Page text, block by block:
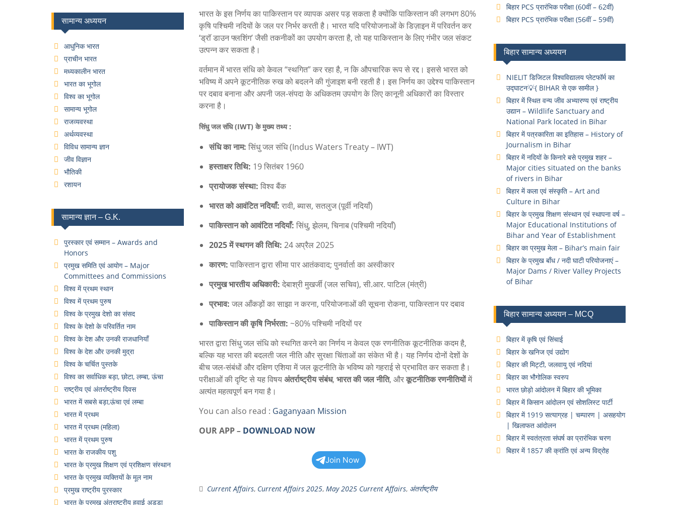
भारत के इस निर्णय का पाकिस्तान पर व्यापक असर पड़ सकता है क्योंकि पाकिस्तान की लगभग 80%
कृषि पश्चिमी नदियों के जल पर निर्भर करती है। भारत यदि परियोजनाओं के डिज़ाइन में परिवर्तन कर
‘ड्रॉ डाउन फ्लशिंग’ जैसी तकनीकों का उपयोग करता है, तो यह पाकिस्तान के लिए गंभीर जल संकट
उत्पन्न कर सकता है।
वर्तमान में भारत संधि को केवल “स्थगित” कर रहा है, न कि औपचारिक रूप से रद्द। इससे भारत को
भविष्य में अपने कूटनीतिक रुख को बदलने की गुंजाइश बनी रहती है। इस निर्णय का उद्देश्य पाकिस्तान
पर दबाव बनाना और अपनी जल-संपदा के अधिकतम उपयोग के लिए कानूनी अधिकारों का विस्तार
करना है।
सिंधु जल संधि (IWT) के मुख्य तथ्य :
संधि का नाम: सिंधु जल संधि (Indus Waters Treaty – IWT)
हस्ताक्षर तिथि: 19 सितंबर 1960
प्रायोजक संस्था: विश्व बैंक
भारत को आवंटित नदियाँ: रावी, ब्यास, सतलुज (पूर्वी नदियाँ)
पाकिस्तान को आवंटित नदियाँ: सिंधु, झेलम, चिनाब (पश्चिमी नदियाँ)
2025 में स्थगन की तिथि: 24 अप्रैल 2025
कारण: पाकिस्तान द्वारा सीमा पार आतंकवाद; पुनर्वार्ता का अस्वीकार
प्रमुख भारतीय अधिकारी: देबाश्री मुखर्जी (जल सचिव), सी.आर. पाटिल (मंत्री)
प्रभाव: जल आँकड़ों का साझा न करना, परियोजनाओं की सूचना रोकना, पाकिस्तान पर दबाव
पाकिस्तान की कृषि निर्भरता: ~80% पश्चिमी नदियों पर
भारत द्वारा सिंधु जल संधि को स्थगित करने का निर्णय न केवल एक रणनीतिक कूटनीतिक कदम है,
बल्कि यह भारत की बदलती जल नीति और सुरक्षा चिंताओं का संकेत भी है। यह निर्णय दोनों देशों के
बीच जल-संबंधों और दक्षिण एशिया में जल कूटनीति के भविष्य को गहराई से प्रभावित कर सकता है।
परीक्षाओं की दृष्टि से यह विषयअंतर्राष्ट्रीय संबंध, भारत की जल नीति, औरकूटनीतिक रणनीतियोंमें
अत्यंत महत्वपूर्ण बन गया है।
You can also read : Gaganyaan Mission
OUR APP– DOWNLOAD NOW
Join Now
Current Affairs, Current Affairs 2025, May 2025 Current Affairs, अंतर्राष्ट्रीय
बिहार PCS प्रारंभिक परीक्षा (60वीं – 62वीं)
बिहार PCS प्रारंभिक परीक्षा (56वीं – 59वीं)
बिहार सामान्य अध्ययन
NIELIT डिजिटल विश्वविद्यालय प्लेटफॉर्म का
उद्घाटन💡{ BIHAR से एक सामील }
बिहार में स्थित वन्य जीव अभ्यारण्य एवं राष्ट्रीय
उद्यान – Wildlife Sanctuary and
National Park located in Bihar
बिहार में पत्रकारिता का इतिहास – History of
Journalism in Bihar
बिहार में नदियों के किनारे बसे प्रमुख शहर –
Major cities situated on the banks
of rivers in Bihar
बिहार में कला एवं संस्कृति – Art and
Culture in Bihar
बिहार के प्रमुख शिक्षण संस्थान एवं स्थापना वर्ष –
Major Educational Institutions of
Bihar and Year of Establishment
बिहार का प्रमुख मेला – Bihar’s main fair
बिहार के प्रमुख बाँध / नदी घाटी परियोजनाएं –
Major Dams / River Valley Projects
of Bihar
बिहार सामान्य अध्ययन – MCQ
बिहार में कृषि एवं सिंचाई
बिहार के खनिज एवं उद्योग
बिहार की मिट्टी, जलवायु एवं नदियां
बिहार का भौगोलिक स्वरुप
भारत छोड़ो आंदोलन में बिहार की भूमिका
बिहार में किसान आंदोलन एवं सोशलिस्ट पार्टी
बिहार में 1919 सत्याग्रह | चम्पारण | असहयोग
| खिलाफत आंदोलन
बिहार में स्वतंत्रता संघर्ष का प्रारंभिक चरण
बिहार में 1857 की क्रांति एवं अन्य विद्रोह
सामान्य अध्ययन
आधुनिक भारत
प्राचीन भारत
मध्यकालीन भारत
भारत का भूगोल
विश्व का भूगोल
सामान्य भूगोल
राजव्यवस्था
अर्थव्यवस्था
विविध सामान्य ज्ञान
जीव विज्ञान
भौतिकी
रशायन
सामान्य ज्ञान – G.K.
पुरस्कार एवं सम्मान – Awards and
Honors
प्रमुख समिति एवं आयोग – Major
Committees and Commissions
विश्व में प्रथम स्थान
विश्व में प्रथम पुरुष
विश्व के प्रमुख देशो का संसद
विश्व के देशो के परिवर्तित नाम
विश्व के देश और उनकी राजधानियाँ
विश्व के देश और उनकी मुद्रा
विश्व के चर्चित पुस्तके
विश्व का सर्वाधिक बड़ा, छोटा, लम्बा, ऊंचा
राष्ट्रीय एवं अंतर्राष्ट्रीय दिवस
भारत में सबसे बड़ा,ऊंचा एवं लम्बा
भारत में प्रथम
भारत में प्रथम (महिला)
भारत में प्रथम पुरुष
भारत के राजकीय पशु
भारत के प्रमुख शिक्षण एवं प्रशिक्षण संस्थान
भारत के प्रमुख व्यक्तियों के मूल नाम
प्रमुख राष्ट्रीय पुरस्कार
भारत के प्रमुख अंतराष्ट्रीय हवाई अड्डा